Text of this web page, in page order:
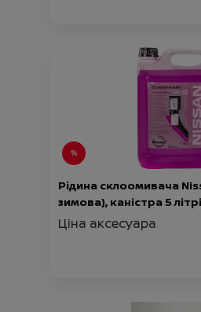
Рідина склоомивача
зимова), каністра 5
Ціна аксесуара